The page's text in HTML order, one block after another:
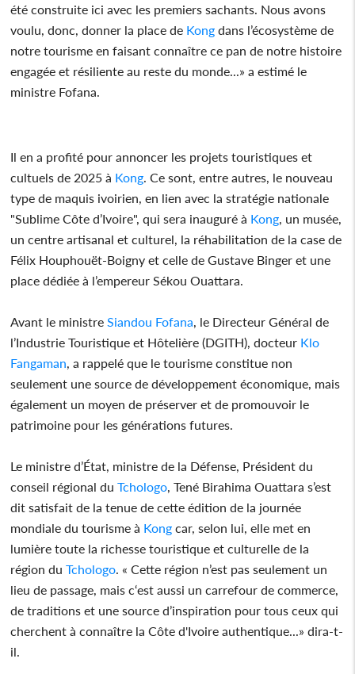
été construite ici avec les premiers sachants. Nous avons
voulu, donc, donner la place de Kong dans l’écosystème de
notre tourisme en faisant connaître ce pan de notre histoire
engagée et résiliente au reste du monde...» a estimé le
ministre Fofana.
Il en a profité pour annoncer les projets touristiques et
cultuels de 2025 à Kong . Ce sont, entre autres, le nouveau
type de maquis ivoirien, en lien avec la stratégie nationale
"Sublime Côte d’Ivoire", qui sera inauguré à Kong , un musée,
un centre artisanal et culturel, la réhabilitation de la case de
Félix Houphouët-Boigny et celle de Gustave Binger et une
place dédiée à l’empereur Sékou Ouattara.
Avant le ministre Siandou Fofana , le Directeur Général de
l’Industrie Touristique et Hôtelière (DGITH), docteur Klo
Fangaman , a rappelé que le tourisme constitue non
seulement une source de développement économique, mais
également un moyen de préserver et de promouvoir le
patrimoine pour les générations futures.
Le ministre d’État, ministre de la Défense, Président du
conseil régional du Tchologo , Tené Birahima Ouattara s’est
dit satisfait de la tenue de cette édition de la journée
mondiale du tourisme à Kong car, selon lui, elle met en
lumière toute la richesse touristique et culturelle de la
région du Tchologo . « Cette région n’est pas seulement un
lieu de passage, mais c‘est aussi un carrefour de commerce,
de traditions et une source d’inspiration pour tous ceux qui
cherchent à connaître la Côte d'Ivoire authentique...» dira-t-
il.